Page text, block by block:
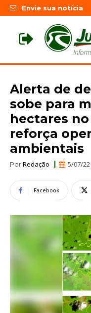
Envie sua notícia
Alerta de
sobe para
hectares
reforça
ambientais
PorRedação 5/07/22
Facebook